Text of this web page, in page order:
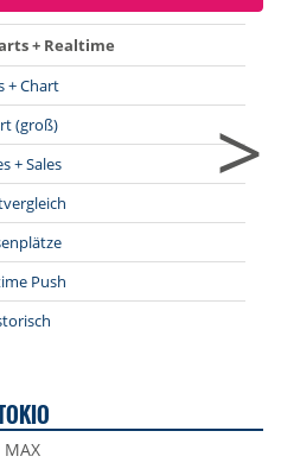
+ Realtime
+ Chart
(groß)
+ Sales
Push
>
MAX